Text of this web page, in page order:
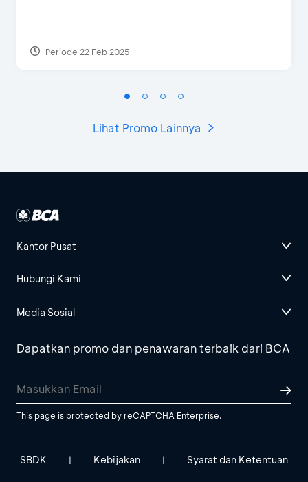
Periode 22 Feb 2025
Lihat Promo Lainnya
Kantor Pusat
Hubungi Kami
Media Sosial
Dapatkan promo dan penawaran terbaik dari BCA
This page is protected by reCAPTCHA Enterprise.
SBDK | Kebijakan | Syarat dan Ketentuan